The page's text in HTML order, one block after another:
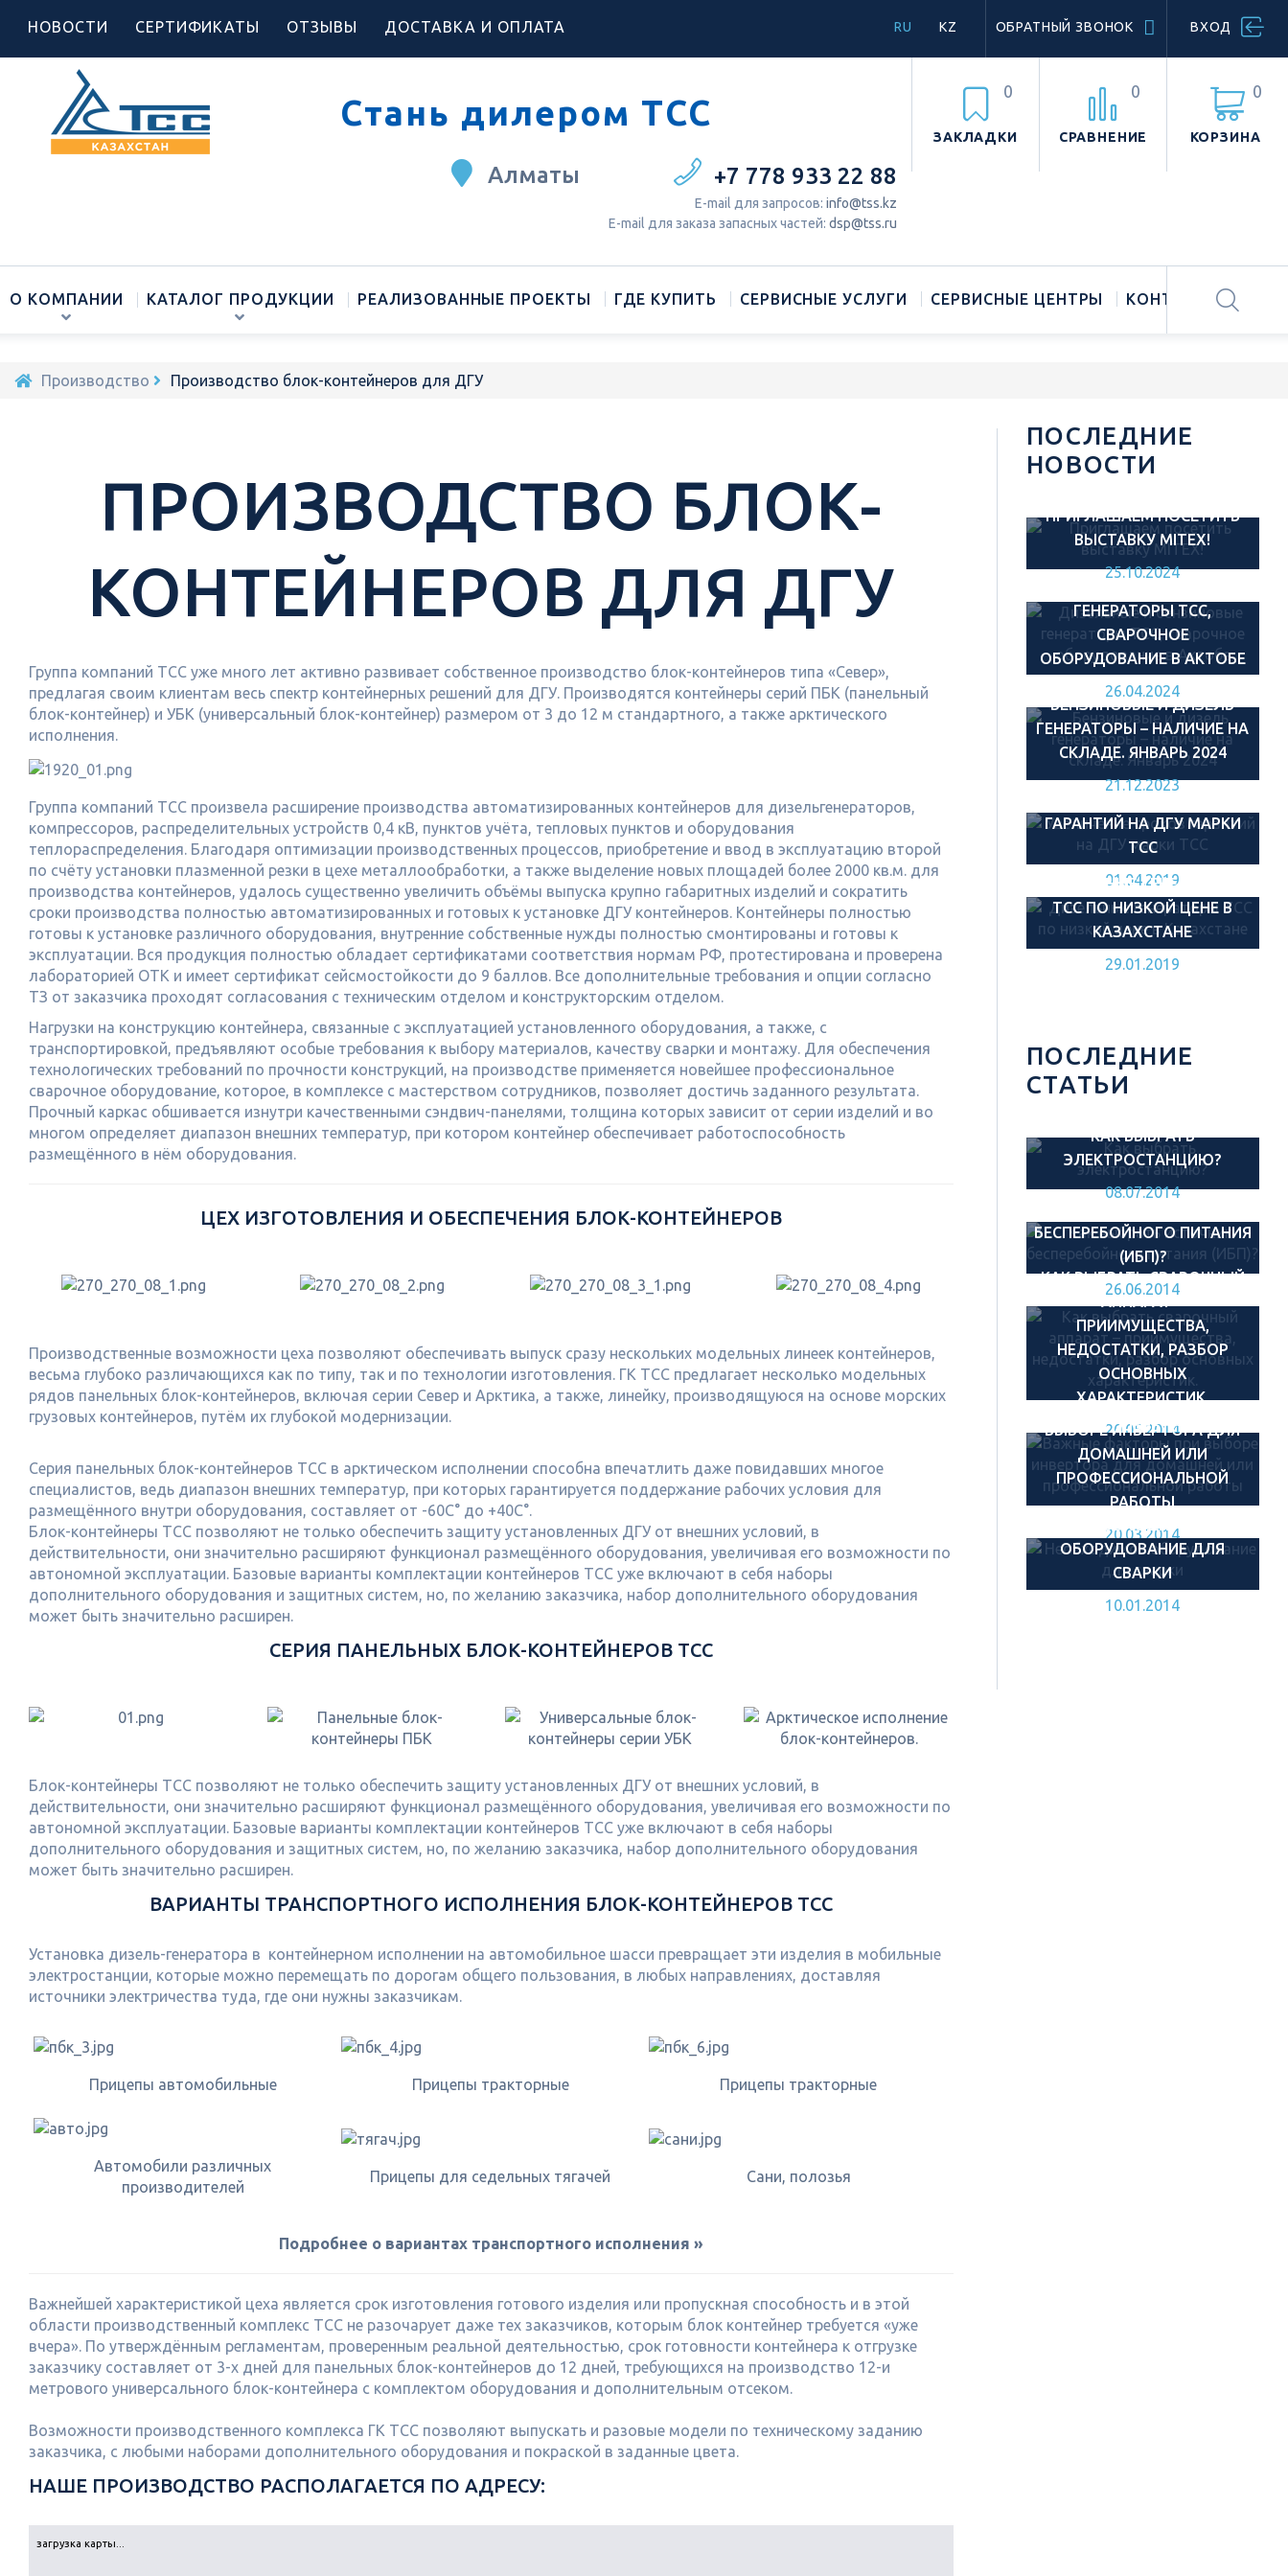
НОВОСТИ СЕРТИФИКАТЫ ОТЗЫВЫ ДОСТАВКА И ОПЛАТА ВХОД
ОБРАТНЫЙ ЗВОНОК
RU KZ
Стань дилером ТСС
КОРЗИНА
0
ЗАКЛАДКИ
0
СРАВНЕНИЕ
0
+7 778 933 22 88
Е-mail для запросов: info@tss.kz
Е-mail для заказа запасных частей: dsp@tss.ru
Алматы
О КОМПАНИИ КАТАЛОГ ПРОДУКЦИИ РЕАЛИЗОВАННЫЕ ПРОЕКТЫ ГДЕ КУПИТЬ СЕРВИСНЫЕ УСЛУГИ СЕРВИСНЫЕ ЦЕНТРЫ КОНТАКТЫ
Производство Производство блок-контейнеров для ДГУ
ПРОИЗВОДСТВО БЛОК-
КОНТЕЙНЕРОВ ДЛЯ ДГУ
Группа компаний ТСС уже много лет активно развивает собственное производство блок-контейнеров типа «Север»,
предлагая своим клиентам весь спектр контейнерных решений для ДГУ. Производятся контейнеры серий ПБК (панельный
блок-контейнер) и УБК (универсальный блок-контейнер) размером от 3 до 12 м стандартного, а также арктического
исполнения.
Группа компаний ТСС произвела расширение производства автоматизированных контейнеров для дизельгенераторов,
компрессоров, распределительных устройств 0,4 кВ, пунктов учёта, тепловых пунктов и оборудования
теплораспределения. Благодаря оптимизации производственных процессов, приобретение и ввод в эксплуатацию второй
по счёту установки плазменной резки в цехе металлообработки, а также выделение новых площадей более 2000 кв.м. для
производства контейнеров, удалось существенно увеличить объёмы выпуска крупно габаритных изделий и сократить
сроки производства полностью автоматизированных и готовых к установке ДГУ контейнеров. Контейнеры полностью
готовы к установке различного оборудования, внутренние собственные нужды полностью смонтированы и готовы к
эксплуатации. Вся продукция полностью обладает сертификатами соответствия нормам РФ, протестирована и проверена
лабораторией ОТК и имеет сертификат сейсмостойкости до 9 баллов. Все дополнительные требования и опции согласно
ТЗ от заказчика проходят согласования с техническим отделом и конструкторским отделом.
Нагрузки на конструкцию контейнера, связанные с эксплуатацией установленного оборудования, а также, с
транспортировкой, предъявляют особые требования к выбору материалов, качеству сварки и монтажу. Для обеспечения
технологических требований по прочности конструкций, на производстве применяется новейшее профессиональное
сварочное оборудование, которое, в комплексе с мастерством сотрудников, позволяет достичь заданного результата.
Прочный каркас обшивается изнутри качественными сэндвич-панелями, толщина которых зависит от серии изделий и во
многом определяет диапазон внешних температур, при котором контейнер обеспечивает работоспособность
размещённого в нём оборудования.
ЦЕХ ИЗГОТОВЛЕНИЯ И ОБЕСПЕЧЕНИЯ БЛОК-КОНТЕЙНЕРОВ
Производственные возможности цеха позволяют обеспечивать выпуск сразу нескольких модельных линеек контейнеров,
весьма глубоко различающихся как по типу, так и по технологии изготовления. ГК ТСС предлагает несколько модельных
рядов панельных блок-контейнеров, включая серии Север и Арктика, а также, линейку, производящуюся на основе морских
грузовых контейнеров, путём их глубокой модернизации.
Серия панельных блок-контейнеров ТСС в арктическом исполнении способна впечатлить даже повидавших многое
специалистов, ведь диапазон внешних температур, при которых гарантируется поддержание рабочих условия для
размещённого внутри оборудования, составляет от -60С° до +40С°.
Блок-контейнеры ТСС позволяют не только обеспечить защиту установленных ДГУ от внешних условий, в
действительности, они значительно расширяют функционал размещённого оборудования, увеличивая его возможности по
автономной эксплуатации. Базовые варианты комплектации контейнеров ТСС уже включают в себя наборы
дополнительного оборудования и защитных систем, но, по желанию заказчика, набор дополнительного оборудования
может быть значительно расширен.
СЕРИЯ ПАНЕЛЬНЫХ БЛОК-КОНТЕЙНЕРОВ ТСС
Блок-контейнеры ТСС позволяют не только обеспечить защиту установленных ДГУ от внешних условий, в
действительности, они значительно расширяют функционал размещённого оборудования, увеличивая его возможности по
автономной эксплуатации. Базовые варианты комплектации контейнеров ТСС уже включают в себя наборы
дополнительного оборудования и защитных систем, но, по желанию заказчика, набор дополнительного оборудования
может быть значительно расширен.
ВАРИАНТЫ ТРАНСПОРТНОГО ИСПОЛНЕНИЯ БЛОК-КОНТЕЙНЕРОВ ТСС
Установка дизель-генератора в контейнерном исполнении на автомобильное шасси превращает эти изделия в мобильные
электростанции, которые можно перемещать по дорогам общего пользования, в любых направлениях, доставляя
источники электричества туда, где они нужны заказчикам.
Прицепы автомобильные Прицепы тракторные Прицепы тракторные
Автомобили различных
производителей
Прицепы для седельных тягачей Сани, полозья
Подробнее о вариантах транспортного исполнения »
Важнейшей характеристикой цеха является срок изготовления готового изделия или пропускная способность и в этой
области производственный комплекс ТСС не разочарует даже тех заказчиков, которым блок контейнер требуется «уже
вчера». По утверждённым регламентам, проверенным реальной деятельностью, срок готовности контейнера к отгрузке
заказчику составляет от 3-х дней для панельных блок-контейнеров до 12 дней, требующихся на производство 12-и
метрового универсального блок-контейнера с комплектом оборудования и дополнительным отсеком.
Возможности производственного комплекса ГК ТСС позволяют выпускать и разовые модели по техническому заданию
заказчика, с любыми наборами дополнительного оборудования и покраской в заданные цвета.
НАШЕ ПРОИЗВОДСТВО РАСПОЛАГАЕТСЯ ПО АДРЕСУ:
загрузка карты...
ПОСЛЕДНИЕ
НОВОСТИ
ПРИГЛАШАЕМ ПОСЕТИТЬ
ВЫСТАВКУ MITEX!
25.10.2024
ГЕНЕРАТОРЫ ТСС,
СВАРОЧНОЕ
ОБОРУДОВАНИЕ В АКТОБЕ
26.04.2024
БЕНЗИНОВЫЕ И ДИЗЕЛЬ
ГЕНЕРАТОРЫ – НАЛИЧИЕ НА
СКЛАДЕ. ЯНВАРЬ 2024
21.12.2023
ГАРАНТИЙ НА ДГУ МАРКИ
ТСС
01.04.2019
ДИЗЕЛЬНЫЕ ГЕНЕРАТОРЫ
ТСС ПО НИЗКОЙ ЦЕНЕ В
КАЗАХСТАНЕ
29.01.2019
ПОСЛЕДНИЕ
СТАТЬИ
КАК ВЫБРАТЬ
ЭЛЕКТРОСТАНЦИЮ?
08.07.2014
БЕСПЕРЕБОЙНОГО ПИТАНИЯ
(ИБП)?
26.06.2014
КАК ВЫБРАТЬ СВАРОЧНЫЙ
ПРИИМУЩЕСТВА,
НЕДОСТАТКИ, РАЗБОР
ОСНОВНЫХ
ХАРАКТЕРИСТИК.
20.05.2014
ВАЖНЫЕ ФАКТОРЫ ПРИ
ВЫБОРЕ ИНВЕРТОРА ДЛЯ
ДОМАШНЕЙ ИЛИ
ПРОФЕССИОНАЛЬНОЙ
РАБОТЫ
20.03.2014
ОБОРУДОВАНИЕ ДЛЯ
СВАРКИ
10.01.2014